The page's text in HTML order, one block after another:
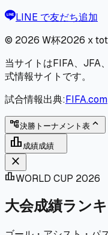
LINE で友だち追加
© 2026 W杯2026 x
当サイトはFIFA、JFA
式情報サイトです。
試合情報出典:FIFA.com
account_tree決勝トーナメント表 expand_less
leaderboard 成績成績
close
leaderboardWORLD CUP 2026
大会成績ラン